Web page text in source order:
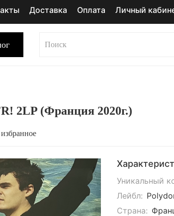
Доставка Оплата Личный
2LP (Франция 2020г.)
Уникальный
Лейбл:
Страна: